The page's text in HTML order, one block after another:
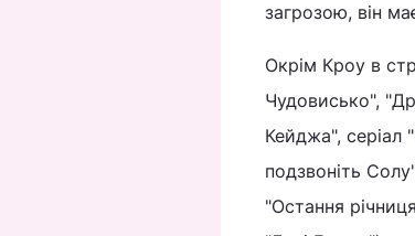
загрозою, він
Окрім Кроу в
Чудовисько",
Кейджа", серіал
подзвоніть
"Остання